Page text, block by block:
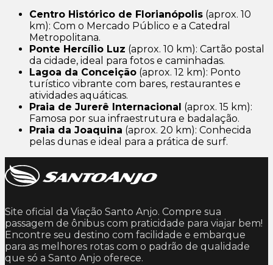
Centro Histórico de Florianópolis (aprox. 10
km): Com o Mercado Público e a Catedral
Metropolitana.
Ponte Hercílio Luz (aprox. 10 km): Cartão postal
da cidade, ideal para fotos e caminhadas.
Lagoa da Conceição (aprox. 12 km): Ponto
turístico vibrante com bares, restaurantes e
atividades aquáticas.
Praia de Jurerê Internacional (aprox. 15 km):
Famosa por sua infraestrutura e badalação.
Praia da Joaquina (aprox. 20 km): Conhecida
pelas dunas e ideal para a prática de surf.
Site oficial da Viação Santo Anjo. Compre sua
passagem de ônibus com praticidade para viajar bem!
Encontre seu destino com facilidade e embarque
para as melhores rotas com o padrão de qualidade
que só a Santo Anjo oferece.